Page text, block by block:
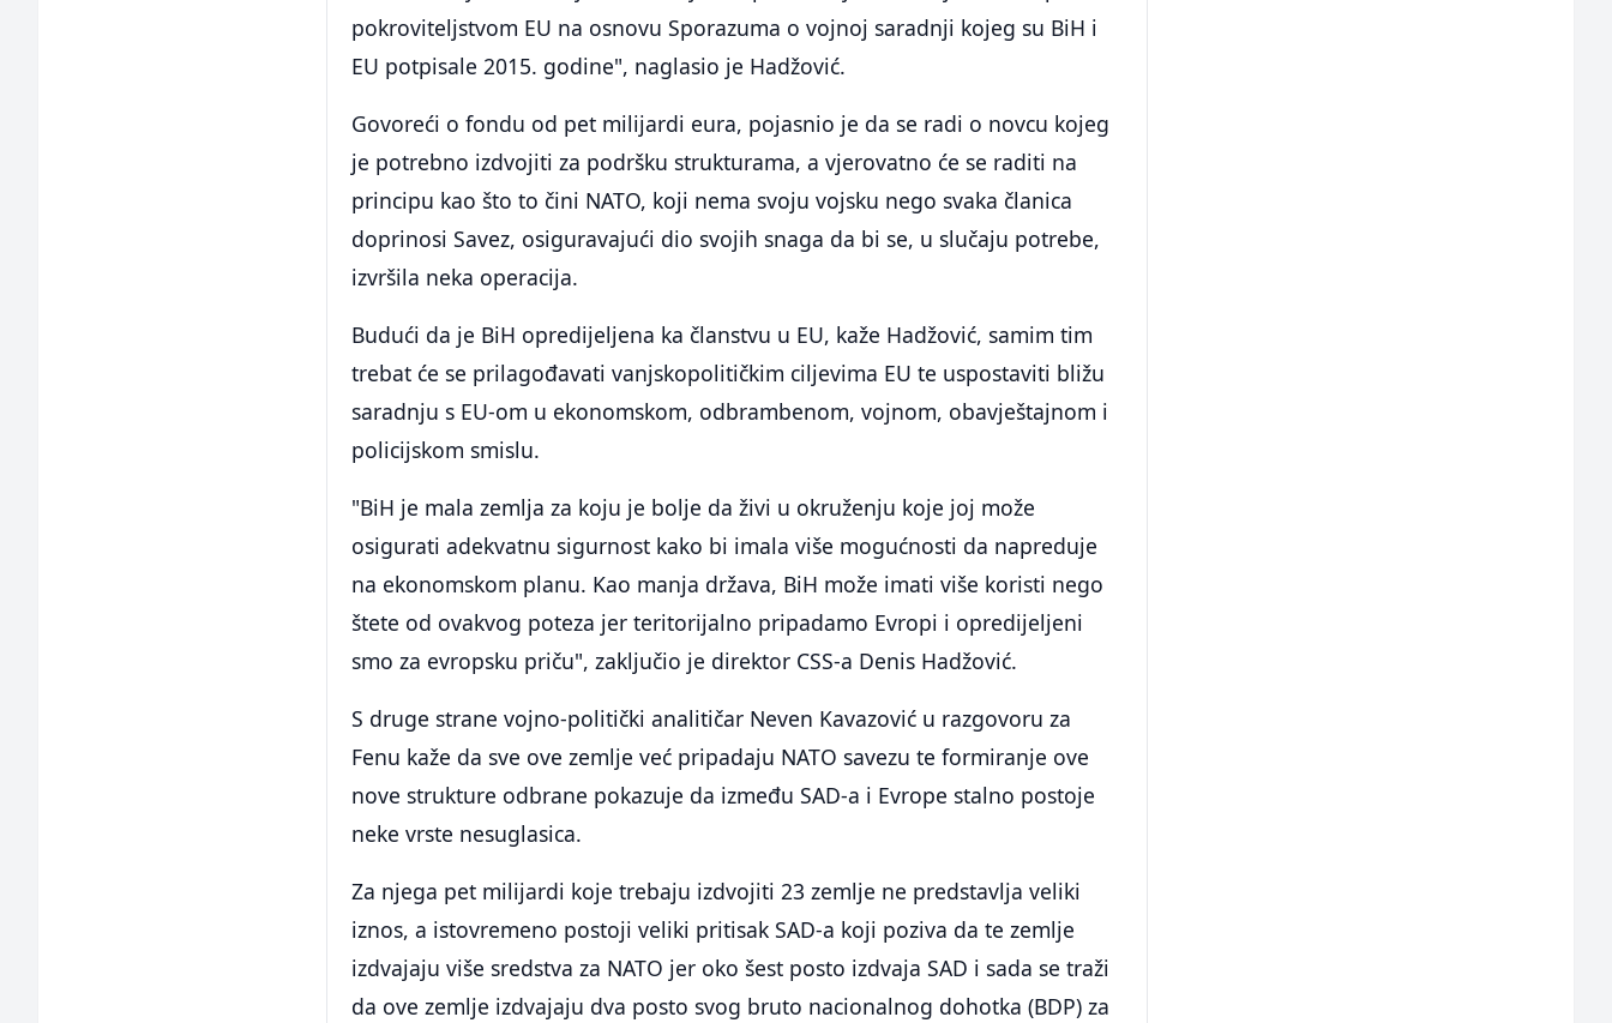
pokroviteljstvom EU na osnovu Sporazuma o vojnoj saradnji kojeg su BiH i
EU potpisale 2015. godine", naglasio je Hadžović.
Govoreći o fondu od pet milijardi eura, pojasnio je da se radi o novcu kojeg
je potrebno izdvojiti za podršku strukturama, a vjerovatno će se raditi na
principu kao što to čini NATO, koji nema svoju vojsku nego svaka članica
doprinosi Savez, osiguravajući dio svojih snaga da bi se, u slučaju potrebe,
izvršila neka operacija.
Budući da je BiH opredijeljena ka članstvu u EU, kaže Hadžović, samim tim
trebat će se prilagođavati vanjskopolitičkim ciljevima EU te uspostaviti bližu
saradnju s EU-om u ekonomskom, odbrambenom, vojnom, obavještajnom i
policijskom smislu.
"BiH je mala zemlja za koju je bolje da živi u okruženju koje joj može
osigurati adekvatnu sigurnost kako bi imala više mogućnosti da napreduje
na ekonomskom planu. Kao manja država, BiH može imati više koristi nego
štete od ovakvog poteza jer teritorijalno pripadamo Evropi i opredijeljeni
smo za evropsku priču", zaključio je direktor CSS-a Denis Hadžović.
S druge strane vojno-politički analitičar Neven Kavazović u razgovoru za
Fenu kaže da sve ove zemlje već pripadaju NATO savezu te formiranje ove
nove strukture odbrane pokazuje da između SAD-a i Evrope stalno postoje
neke vrste nesuglasica.
Za njega pet milijardi koje trebaju izdvojiti 23 zemlje ne predstavlja veliki
iznos, a istovremeno postoji veliki pritisak SAD-a koji poziva da te zemlje
izdvajaju više sredstva za NATO jer oko šest posto izdvaja SAD i sada se traži
da ove zemlje izdvajaju dva posto svog bruto nacionalnog dohotka (BDP) za